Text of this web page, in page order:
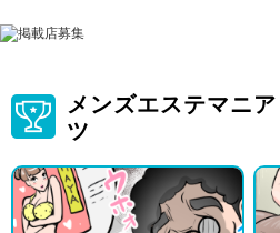
メンズエステマニ
ツ